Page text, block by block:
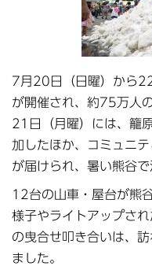
7月20日（日曜）から
が開催され、約75万人
21日（月曜）には、籠
加したほか、コミュニ
が届けられ、暑い熊谷で
12台の山車・屋台が熊
様子やライトアップさ
の曳合せ叩き合いは、
ました。